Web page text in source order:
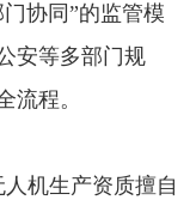
协同”的监管模
安等多部门规
流程。
人机生产资质擅自